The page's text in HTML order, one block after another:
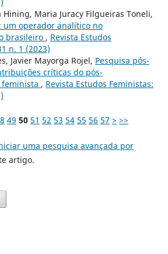
Hining, Maria Juracy Filgueiras Toneli,
um operador analítico no
brasileiro , Revista Estudos
n. 1 (2023)
Javier Mayorga Rojel, Pesquisa pós-
críticas do pós-
, Revista Estudos Feministas:
49 50 51 52 53 54 55 56 57 > >>
uma pesquisa avançada por
artigo.